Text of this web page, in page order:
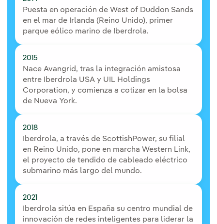
Puesta en operación de West of Duddon Sands
en el mar de Irlanda (Reino Unido), primer
parque eólico marino de Iberdrola.
2015
Nace Avangrid, tras la integración amistosa
entre Iberdrola USA y UIL Holdings
Corporation, y comienza a cotizar en la bolsa
de Nueva York.
2018
Iberdrola, a través de ScottishPower, su filial
en Reino Unido, pone en marcha Western Link,
el proyecto de tendido de cableado eléctrico
submarino más largo del mundo.
2021
Iberdrola sitúa en España su centro mundial de
innovación de redes inteligentes para liderar la